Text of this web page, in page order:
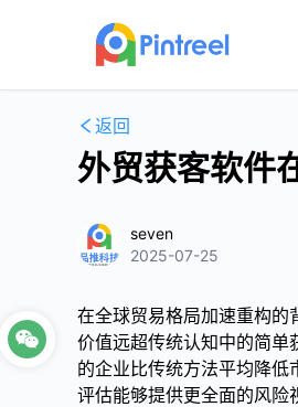
返回
外贸获客软件
seven
2025-07-25
在全球贸易格局加速重构的
价值远超传统认知中的简单
的企业比传统方法平均降
评估能够提供更全面的风险